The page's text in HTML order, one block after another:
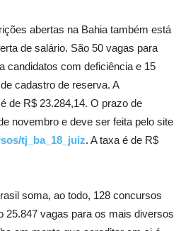
abertas na Bahia também está
de salário. São 50 vagas para
candidatos com deficiência e 15
cadastro de reserva. A
de R$ 23.284,14. O prazo de
novembro e deve ser feita pelo site
tj_ba_18_juiz. A taxa é de R$
soma, ao todo, 128 concursos
25.847 vagas para os mais diversos